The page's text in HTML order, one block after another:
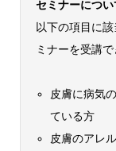
セミナーについ
以下の項目に
ミナーを受講
皮膚に病気
ている方
皮膚のアレ